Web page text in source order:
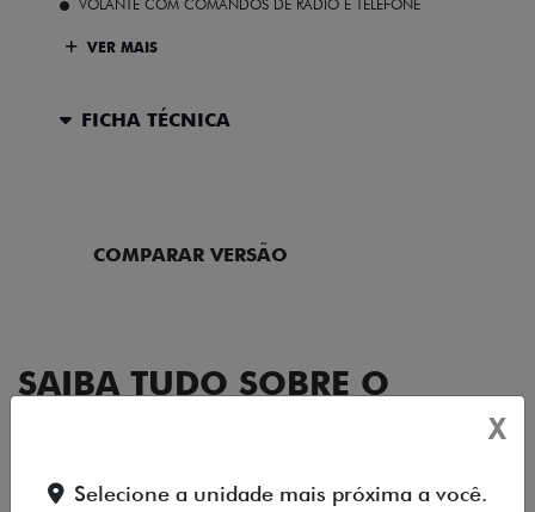
VOLANTE COM COMANDOS DE RÁDIO E TELEFONE
VER MAIS
FICHA TÉCNICA
COMPARAR VERSÃO
SAIBA TUDO SOBRE O
DESIGN
X
Selecione a unidade mais próxima a você.